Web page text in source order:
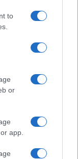
to
or
app.
simile ad
propria
ma
il gioco
di